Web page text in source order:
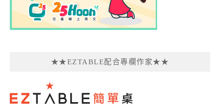
★★EZTABLE配合專欄作家★★